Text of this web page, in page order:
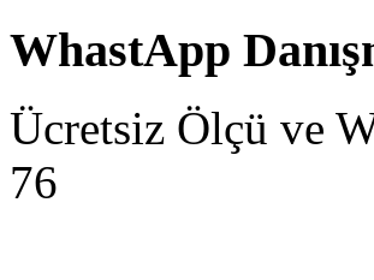
WhastApp
Ücretsiz Ölçü ve
76